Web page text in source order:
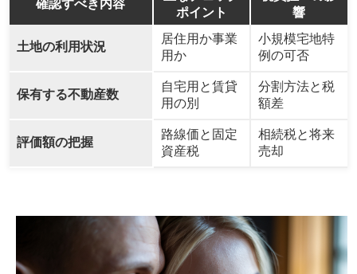
確認すべき内容
ポイント
響
土地の利用状況
居住用か事業
用か
小規模宅地特
例の可否
保有する不動産数
自宅用と賃貸
用の別
分割方法と税
額差
評価額の把握
路線価と固定
資産税
相続税と将来
売却